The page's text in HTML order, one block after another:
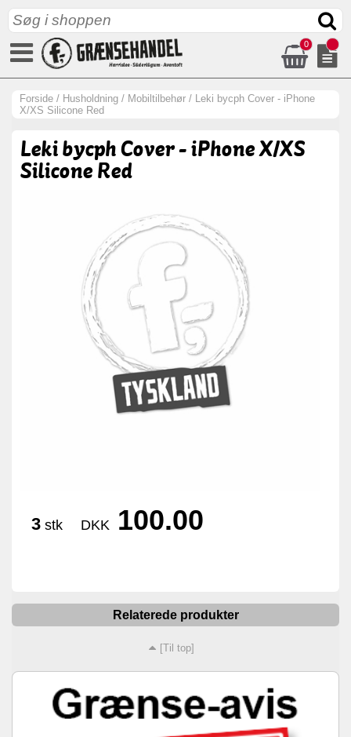
0
Forside / Husholdning / Mobiltilbehør / Leki bycph Cover - iPhone
X/XS Silicone Red
Leki bycph Cover - iPhone X/XS
Silicone Red
3 stk DKK 100.00
Relaterede produkter
[Til top]